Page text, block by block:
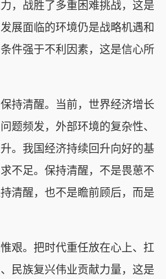
，战胜了多重困难挑战，这是
展面临的环境仍是战略机遇和
件强于不利因素，这是信心所
清醒。当前，世界经济增长
题频发，外部环境的复杂性、
。我国经济持续回升向好的基
不足。保持清醒，不是畏葸不
清醒，也不是瞻前顾后，而是
。把时代重任放在心上、扛
民族复兴伟业贡献力量，这是